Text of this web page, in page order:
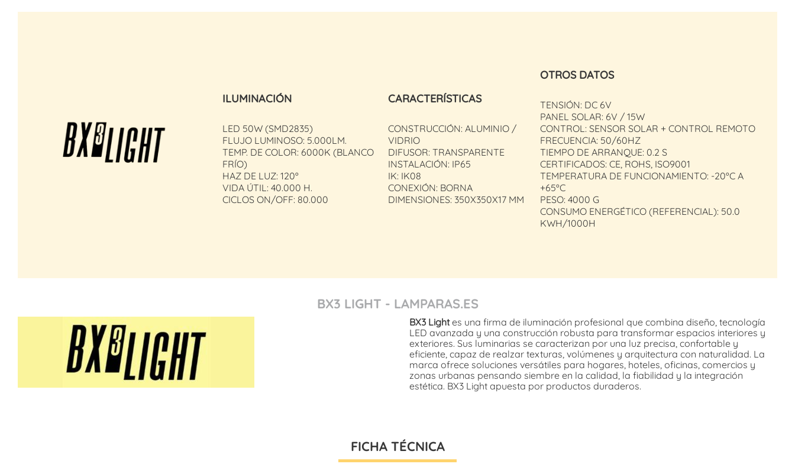
ILUMINACIÓN
LED 50W (SMD2835)
FLUJO LUMINOSO: 5.000LM.
TEMP. DE COLOR: 6000K (BLANCO
FRÍO)
HAZ DE LUZ: 120º
VIDA ÚTIL: 40.000 H.
CICLOS ON/OFF: 80.000
CARACTERÍSTICAS
CONSTRUCCIÓN: ALUMINIO /
VIDRIO
DIFUSOR: TRANSPARENTE
INSTALACIÓN: IP65
IK: IK08
CONEXIÓN: BORNA
DIMENSIONES: 350X350X17 MM
OTROS DATOS
TENSIÓN: DC 6V
PANEL SOLAR: 6V / 15W
CONTROL: SENSOR SOLAR + CONTROL REMOTO
FRECUENCIA: 50/60HZ
TIEMPO DE ARRANQUE: 0.2 S
CERTIFICADOS: CE, ROHS, ISO9001
TEMPERATURA DE FUNCIONAMIENTO: -20ºC A
+65ºC
PESO: 4000 G
CONSUMO ENERGÉTICO (REFERENCIAL): 50.0
KWH/1000H
BX3 LIGHT - LAMPARAS.ES
BX3 Lightes una firma de iluminación profesional que combina diseño, tecnología
LED avanzada y una construcción robusta para transformar espacios interiores y
exteriores. Sus luminarias se caracterizan por una luz precisa, confortable y
eficiente, capaz de realzar texturas, volúmenes y arquitectura con naturalidad. La
marca ofrece soluciones versátiles para hogares, hoteles, oficinas, comercios y
zonas urbanas pensando siembre en la calidad, la fiabilidad y la integración
estética. BX3 Light apuesta por productos duraderos.
FICHA TÉCNICA